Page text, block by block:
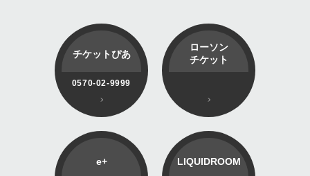
チケットぴあ
0570-02-9999
ローソン
チケット
e+ LIQUIDROOM